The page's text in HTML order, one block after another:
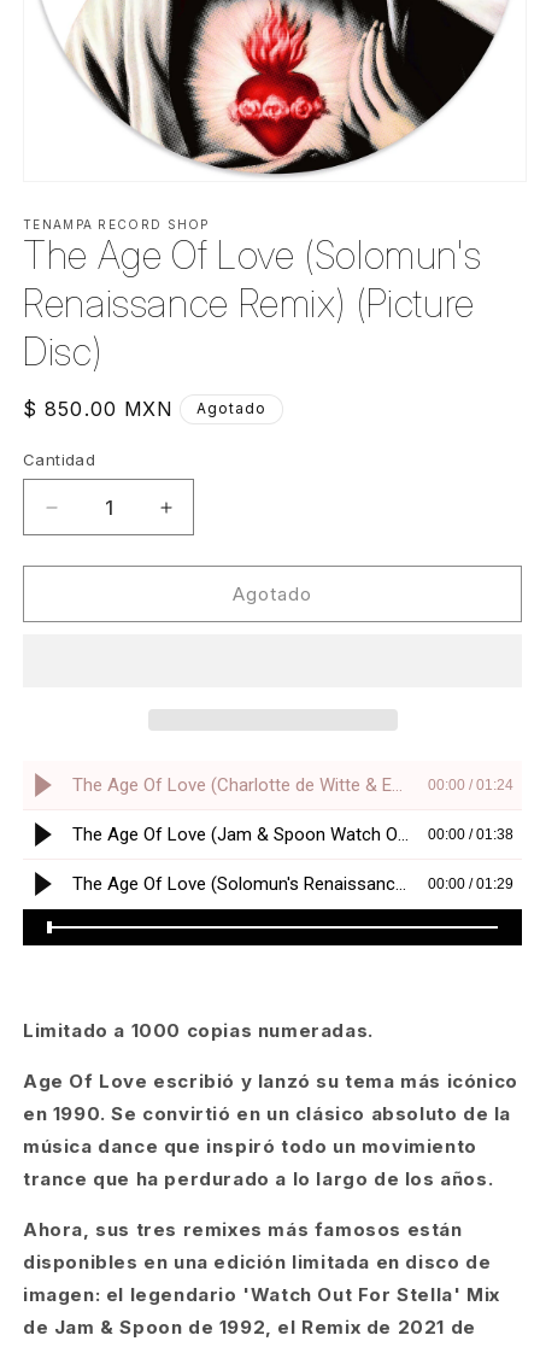
multimedia
1
ventana
modal
TENAMPA RECORD SHOP
The Age Of Love (Solomun's
Renaissance Remix) (Picture
Disc)
Precio
$ 850.00 MXN Agotado
Cantidad
Cantidad
Reducir
cantidad
para
Age
Disc)
Aumentar
cantidad
para
Age
(Picture
Disc)
Agotado
Limitado a 1000 copias numeradas.
Age Of Love escribió y lanzó su tema más icónico
en 1990. Se convirtió en un clásico absoluto de la
música dance que inspiró todo un movimiento
trance que ha perdurado a lo largo de los años.
Ahora, sus tres remixes más famosos están
disponibles en una edición limitada en disco de
imagen: el legendario 'Watch Out For Stella' Mix
de Jam & Spoon de 1992, el Remix de 2021 de